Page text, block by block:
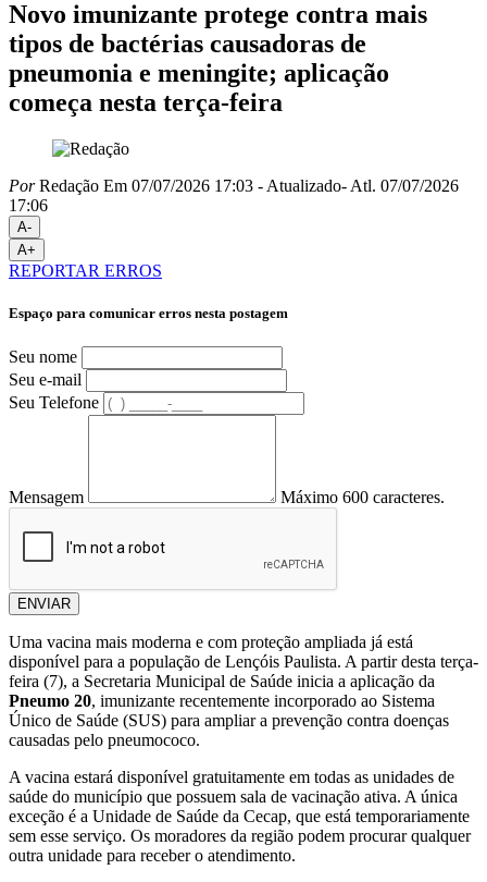
Novo imunizante protege contra mais
tipos de bactérias causadoras de
pneumonia e meningite; aplicação
começa nesta terça-feira
PorRedação Em 07/07/2026 17:03 - Atualizado- Atl. 07/07/2026
17:06
A-
A+
REPORTAR ERROS
Espaço para comunicar erros nesta postagem
Seu nome
Seu e-mail
Seu Telefone
Mensagem Máximo 600 caracteres.
ENVIAR
Uma vacina mais moderna e com proteção ampliada já está
disponível para a população de Lençóis Paulista. A partir desta terça-
feira (7), a Secretaria Municipal de Saúde inicia a aplicação da
Pneumo 20, imunizante recentemente incorporado ao Sistema
Único de Saúde (SUS) para ampliar a prevenção contra doenças
causadas pelo pneumococo.
A vacina estará disponível gratuitamente em todas as unidades de
saúde do município que possuem sala de vacinação ativa. A única
exceção é a Unidade de Saúde da Cecap, que está temporariamente
sem esse serviço. Os moradores da região podem procurar qualquer
outra unidade para receber o atendimento.